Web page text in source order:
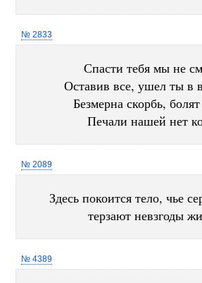
№ 2833
Спасти тебя мы не
Оставив все, ушел ты в
Безмерна скорбь,
Печали нашей нет
№ 2089
Здесь покоится тело, чье
терзают невзгоды
№ 4389